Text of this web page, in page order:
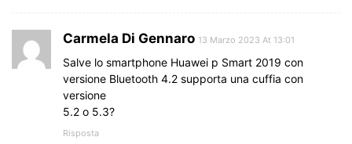
Carmela Di Gennaro 13 Marzo 2023 At 13:01
Salve lo smartphone Huawei p Smart 2019 con
versione Bluetooth 4.2 supporta una cuffia con
versione
5.2 o 5.3?
Risposta